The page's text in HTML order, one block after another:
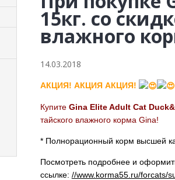
15кг. со
влажного
14.03.2018
АКЦИЯ! АКЦИЯ АКЦИЯ!
Купите Gina Elite Adult Cat
тайского влажного корма Gina!
* Полнорационный корм высшей
Посмотреть подробнее и
ссылке: //www.korma55.ru/forcats/